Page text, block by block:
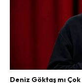
Deniz Göktaş mı